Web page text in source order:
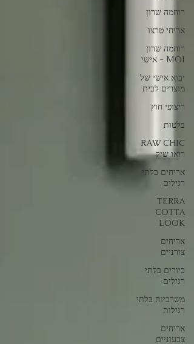
רוחמה שרון
אריחי טרצו
רוחמה שרון
MOI - אישי
יבוא אישי של
מוצרים לבית
ריצופי חוץ
בלטות
RAW CHIC
רואו שיק
אריחים בלתי
רגילים
TERRA
COTTA
LOOK
אריחים
צורניים
כיורים בלתי
רגילים
משרביות בלתי
רגילות
אריחים
צבעוניים